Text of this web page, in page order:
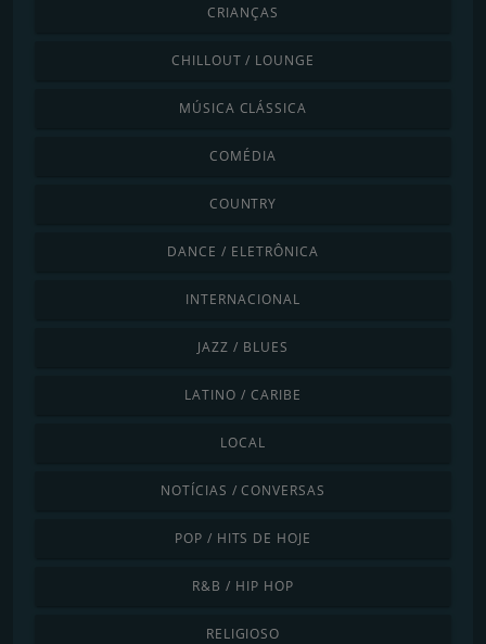
CRIANÇAS
CHILLOUT / LOUNGE
MÚSICA CLÁSSICA
COMÉDIA
COUNTRY
DANCE / ELETRÔNICA
INTERNACIONAL
JAZZ / BLUES
LATINO / CARIBE
LOCAL
NOTÍCIAS / CONVERSAS
POP / HITS DE HOJE
R&B / HIP HOP
RELIGIOSO